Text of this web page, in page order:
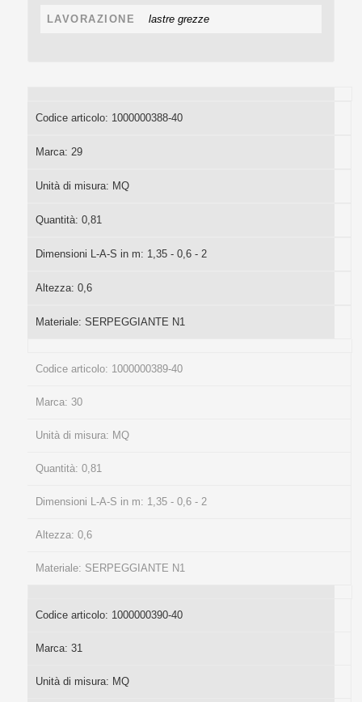
LAVORAZIONE lastre grezze
Codice articolo: 1000000388-40
Marca: 29
Unità di misura: MQ
Quantità: 0,81
Dimensioni L-A-S in m: 1,35 - 0,6 - 2
Altezza: 0,6
Materiale: SERPEGGIANTE N1
Codice articolo: 1000000389-40
Marca: 30
Unità di misura: MQ
Quantità: 0,81
Dimensioni L-A-S in m: 1,35 - 0,6 - 2
Altezza: 0,6
Materiale: SERPEGGIANTE N1
Codice articolo: 1000000390-40
Marca: 31
Unità di misura: MQ